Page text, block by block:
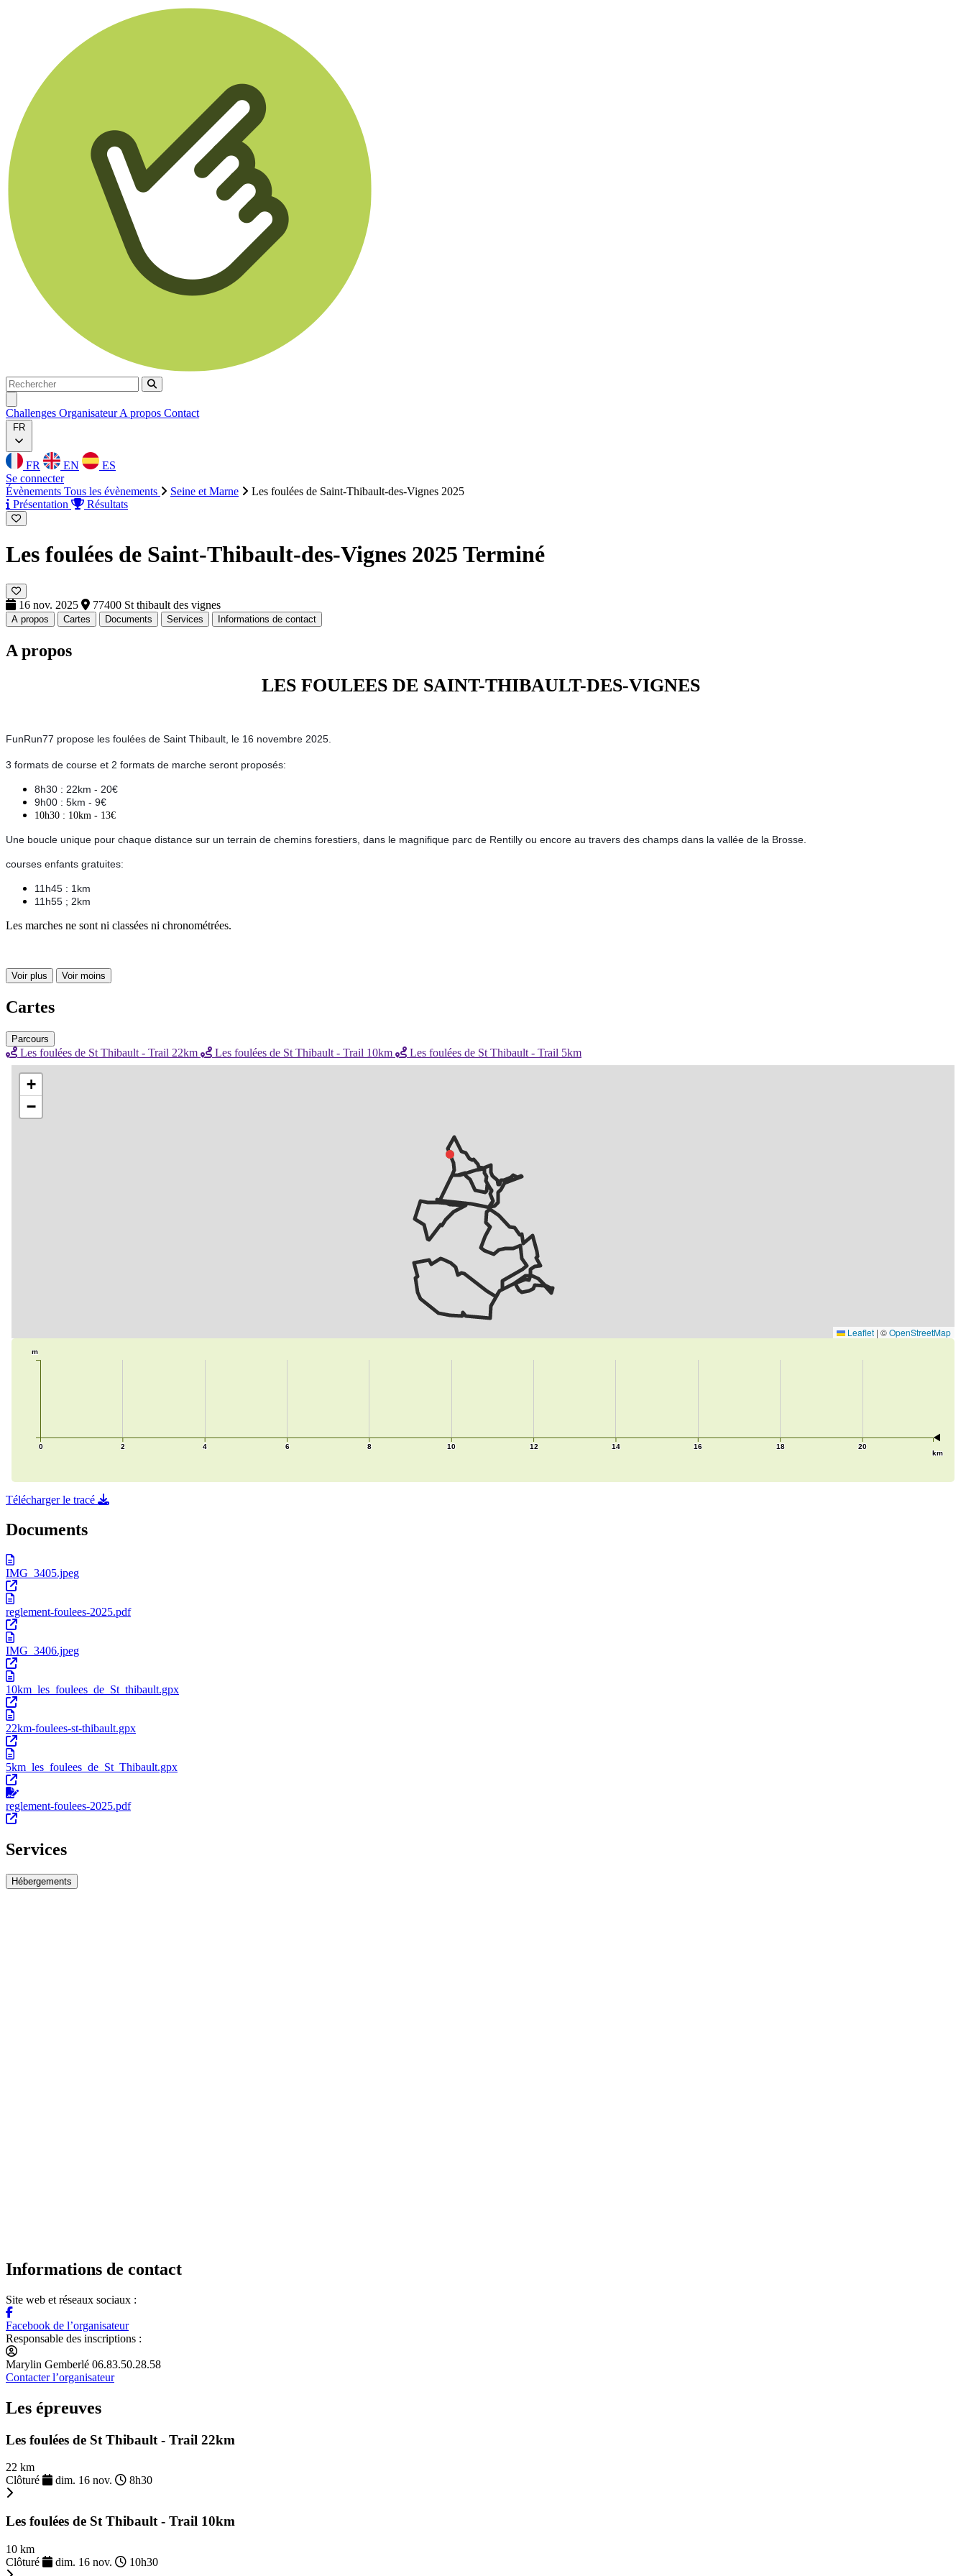
Rechercher
Rechercher
Challenges OrganisateurA propos Contact
FR
FR EN
ES
Se connecter
Évènements Tous les évènements Seine et Marne
Les foulées de Saint-Thibault-des-Vignes 2025
Présentation
Résultats
Les foulées de Saint-Thibault-des-Vignes 2025 Terminé
16 nov. 2025 77400 St thibault des vignes
A propos Cartes Documents Services Informations de contact
A propos
LES FOULEES DE SAINT-THIBAULT-DES-VIGNES
FunRun77 propose les foulées de Saint Thibault, le 16 novembre 2025.
3 formats de course et 2 formats de marche seront proposés:
8h30 : 22km - 20€
9h00 : 5km - 9€
10h30 : 10km - 13€
Une boucle unique pour chaque distance sur un terrain de chemins forestiers, dans le magnifique parc de Rentilly ou encore au travers des champs dans la vallée de la Brosse.
courses enfants gratuites:
11h45 : 1km
11h55 ; 2km
Les marches ne sont ni classées ni chronométrées.
Voir plus Voir moins
Cartes
Parcours
Les foulées de St Thibault - Trail 22km Les foulées de St Thibault - Trail 10km Les foulées de St Thibault - Trail 5km
Télécharger le tracé
Documents
IMG_3405.jpeg
reglement-foulees-2025.pdf
IMG_3406.jpeg
10km_les_foulees_de_St_thibault.gpx
22km-foulees-st-thibault.gpx
5km_les_foulees_de_St_Thibault.gpx
reglement-foulees-2025.pdf
Services
Hébergements
Informations de contact
Site web et réseaux sociaux :
Facebook de l’organisateur
Responsable des inscriptions :
Marylin Gemberlé 06.83.50.28.58
Contacter l’organisateur
Les épreuves
Les foulées de St Thibault - Trail 22km
22 km
Clôturé
dim. 16 nov. 8h30
Les foulées de St Thibault - Trail 10km
10 km
Clôturé
dim. 16 nov. 10h30